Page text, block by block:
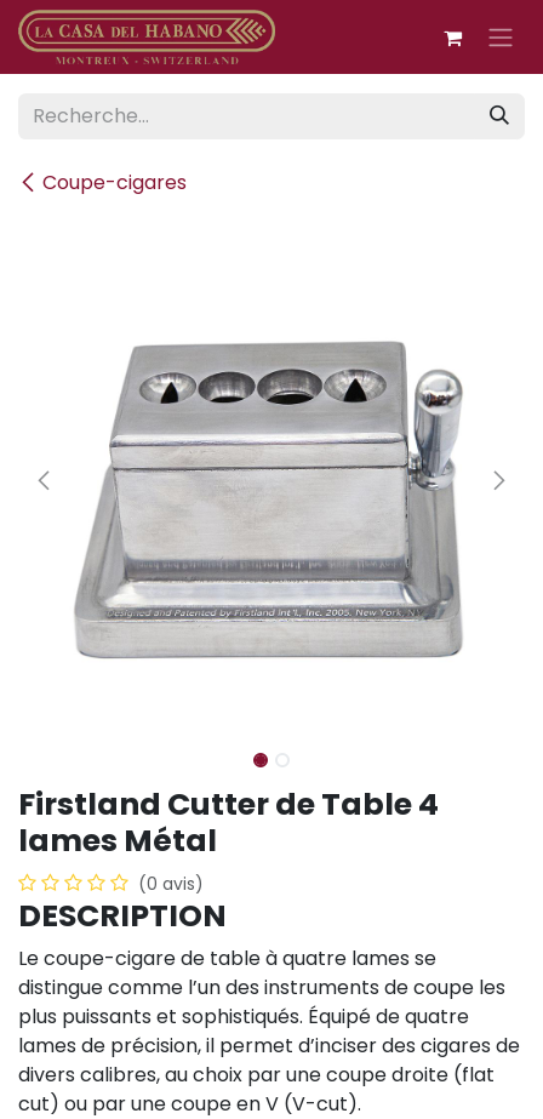
Se rendre au contenu
Coupe-cigares
Firstland Cutter de Table 4
lames Métal
(0 avis)
DESCRIPTION
Le coupe-cigare de table à quatre lames se
distingue comme l’un des instruments de coupe les
plus puissants et sophistiqués. Équipé de quatre
lames de précision, il permet d’inciser des cigares de
divers calibres, au choix par une coupe droite (flat
cut) ou par une coupe en V (V-cut).